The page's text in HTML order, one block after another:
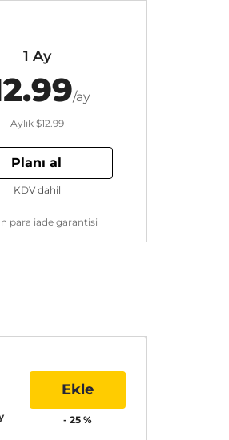
1 Ay
/ay
Aylık $12.99
Planı al
para iade garantisi
KDV dahil
Ekle
- 25 %